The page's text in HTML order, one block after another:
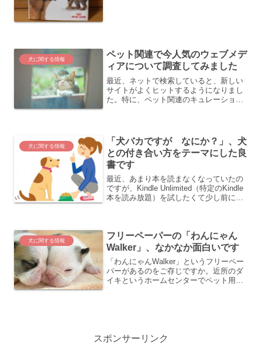
犬に関する情報
ペット関連で今人気のウェブメデ
ィアについて調査してみました
最近、ネットで検索していると、新しい
サイトがよくヒットするようになりまし
た。特に、ペット関連のキュレーション
おり、バンバン記事がアッ...
犬に関する情報
「犬バカですが なにか？」、犬
との付き合い方をテーマにした良
書です
最近、あまり本を読まなくなっていたの
ですが、Kindle Unlimited（特定のKindle
本を読み放題）を試したくて少し前にア
犬に関する情報
フリーペーパーの「わんにゃん
Walker」、なかなか面白いです
「わんにゃんWalker」というフリーペー
パーがあるのをご存じですか。近所のダ
イキというホームセンターでペット用品
スポンサーリンク